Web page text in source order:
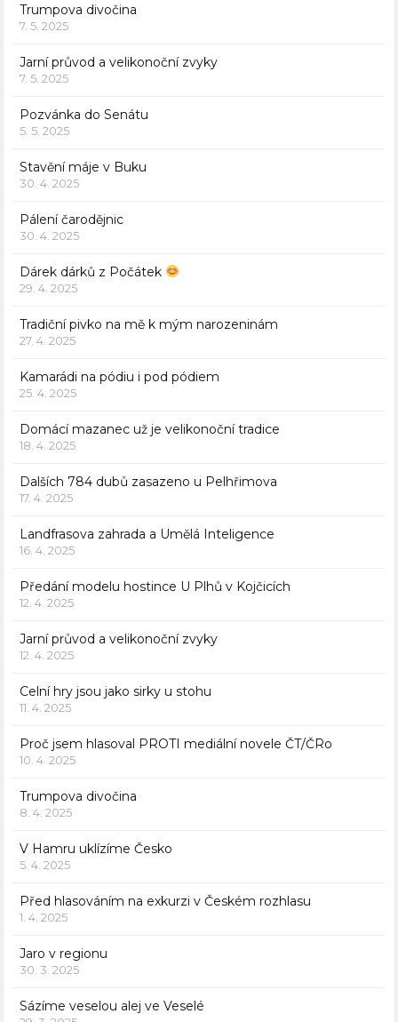
Trumpova divočina
7. 5. 2025
Jarní průvod a velikonoční zvyky
7. 5. 2025
Pozvánka do Senátu
5. 5. 2025
Stavění máje v Buku
30. 4. 2025
Pálení čarodějnic
30. 4. 2025
Dárek dárků z Počátek
29. 4. 2025
Tradiční pivko na mě k mým narozeninám
27. 4. 2025
Kamarádi na pódiu i pod pódiem
25. 4. 2025
Domácí mazanec už je velikonoční tradice
18. 4. 2025
Dalších 784 dubů zasazeno u Pelhřimova
17. 4. 2025
Landfrasova zahrada a Umělá Inteligence
16. 4. 2025
Předání modelu hostince U Plhů v Kojčicích
12. 4. 2025
Jarní průvod a velikonoční zvyky
12. 4. 2025
Celní hry jsou jako sirky u stohu
11. 4. 2025
Proč jsem hlasoval PROTI mediální novele ČT/ČRo
10. 4. 2025
Trumpova divočina
8. 4. 2025
V Hamru uklízíme Česko
5. 4. 2025
Před hlasováním na exkurzi v Českém rozhlasu
1. 4. 2025
Jaro v regionu
30. 3. 2025
Sázíme veselou alej ve Veselé